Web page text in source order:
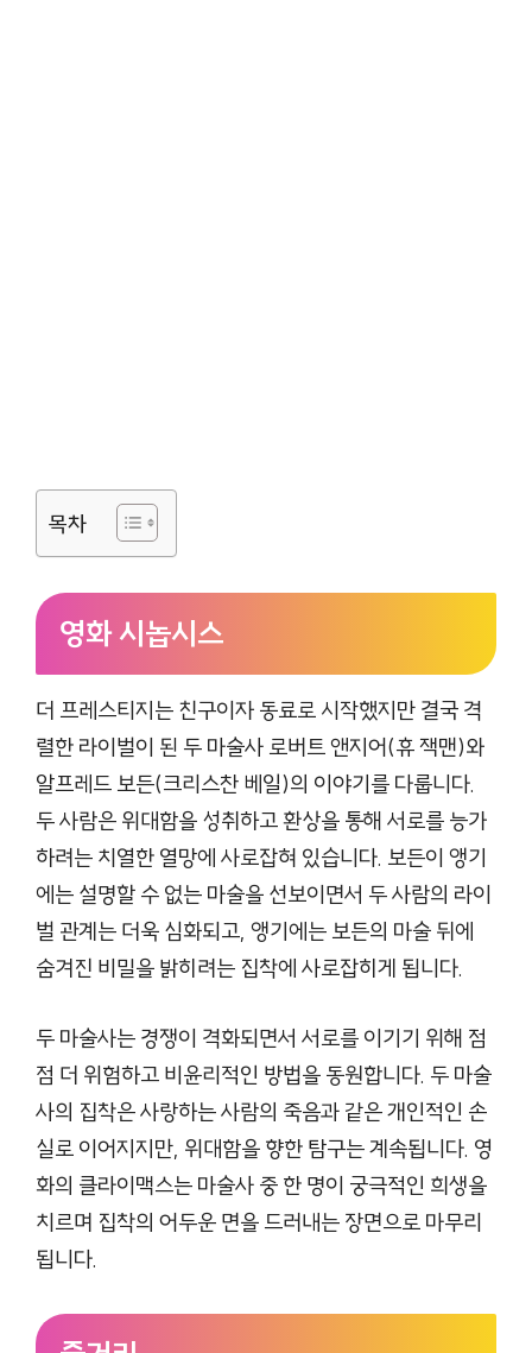
목차
영화 시놉시스
더 프레스티지는 친구이자 동료로 시작했지만 결국 격
렬한 라이벌이 된 두 마술사 로버트 앤지어(휴 잭맨)와
알프레드 보든(크리스찬 베일)의 이야기를 다룹니다.
두 사람은 위대함을 성취하고 환상을 통해 서로를 능가
하려는 치열한 열망에 사로잡혀 있습니다. 보든이 앵기
에는 설명할 수 없는 마술을 선보이면서 두 사람의 라이
벌 관계는 더욱 심화되고, 앵기에는 보든의 마술 뒤에
숨겨진 비밀을 밝히려는 집착에 사로잡히게 됩니다.
두 마술사는 경쟁이 격화되면서 서로를 이기기 위해 점
점 더 위험하고 비윤리적인 방법을 동원합니다. 두 마술
사의 집착은 사랑하는 사람의 죽음과 같은 개인적인 손
실로 이어지지만, 위대함을 향한 탐구는 계속됩니다. 영
화의 클라이맥스는 마술사 중 한 명이 궁극적인 희생을
치르며 집착의 어두운 면을 드러내는 장면으로 마무리
됩니다.